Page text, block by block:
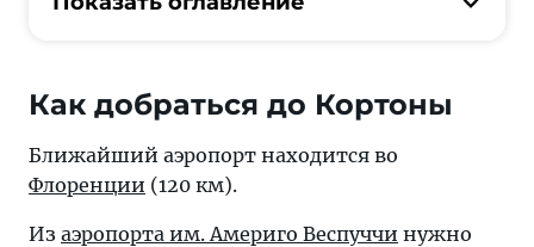
Как добраться до Кортоны
Ближайший аэропорт находится во
Флоренции (120 км).
Из аэропорта им. Америго Веспуччи нужно